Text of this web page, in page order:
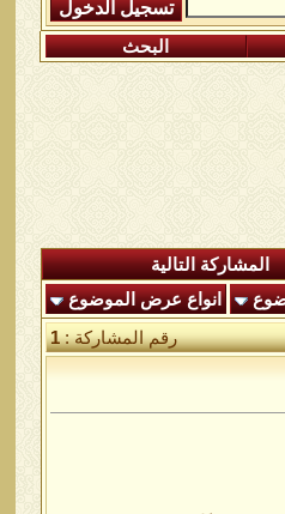
البحث
المشاركة التالية
انواع عرض الموضوع
رقم المشاركة :1